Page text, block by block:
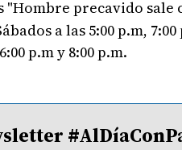
"Hombre precavido sale
a las 5:00 p.m,
p.m y 8:00 p.m.